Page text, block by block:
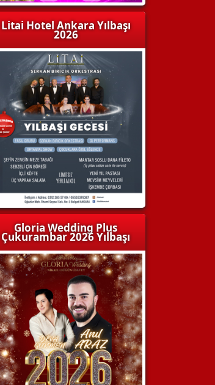
Litai Hotel Ankara Yılbaşı
2026
Gloria Wedding Plus
Çukurambar 2026 Yılbaşı